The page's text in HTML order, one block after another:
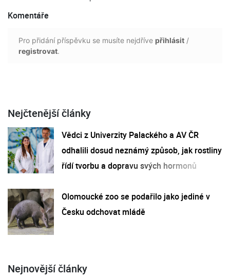
Komentáře
Pro přidání příspěvku se musíte nejdříve přihlásit /
registrovat.
Nejčtenější články
Vědci z Univerzity Palackého a AV ČR
odhalili dosud neznámý způsob, jak rostliny
řídí tvorbu a dopravu svých hormonů
Olomoucké zoo se podařilo jako jediné v
Česku odchovat mládě
Nejnovější články